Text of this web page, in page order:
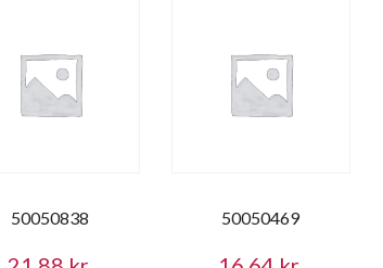
50050838 50050469